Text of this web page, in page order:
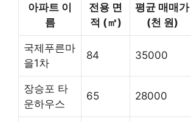
아파트 이
름
전용 면
적 (㎡)
평균 매매가
(천 원)
국제푸른마
을1차
84 35000
장승포 타
운하우스
65 28000